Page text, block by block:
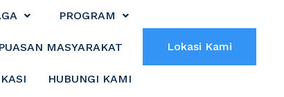
PROGRAM
MASYARAKAT
HUBUNGI KAMI
Lokasi Kami